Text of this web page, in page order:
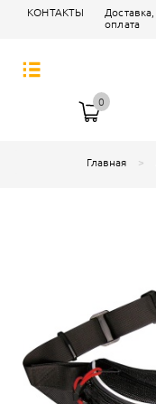
КОНТАКТЫ
Доставка,
оплата
0
Главная